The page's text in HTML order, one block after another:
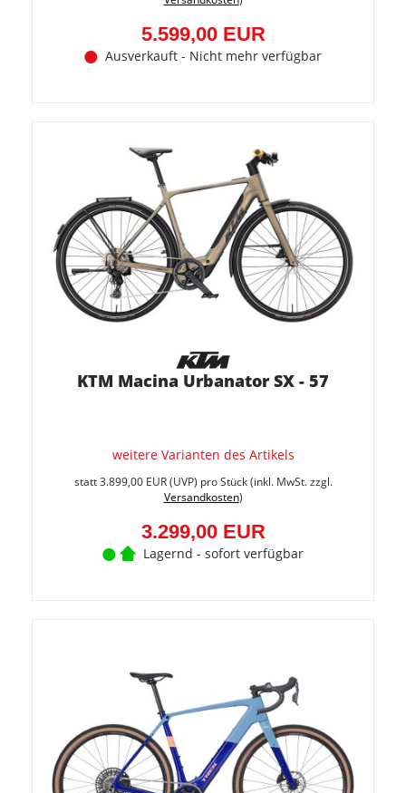
5.599,00 EUR
Ausverkauft - Nicht mehr verfügbar
KTM Macina Urbanator SX - 57
weitere Varianten des Artikels
statt3.899,00 EUR(UVP) pro Stück (inkl. MwSt. zzgl.
Versandkosten)
3.299,00 EUR
Lagernd - sofort verfügbar